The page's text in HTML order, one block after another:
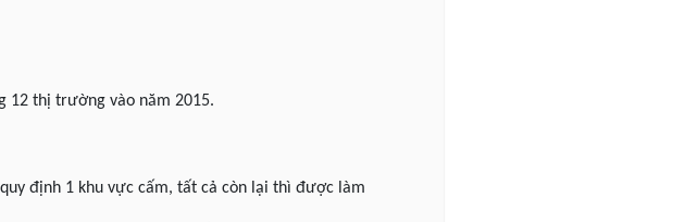
12 thị trường vào năm 2015.
định 1 khu vực cấm, tất cả còn lại thì được làm